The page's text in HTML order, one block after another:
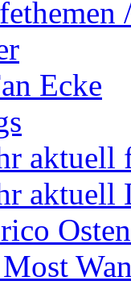
Ecke
aktuell
aktuell